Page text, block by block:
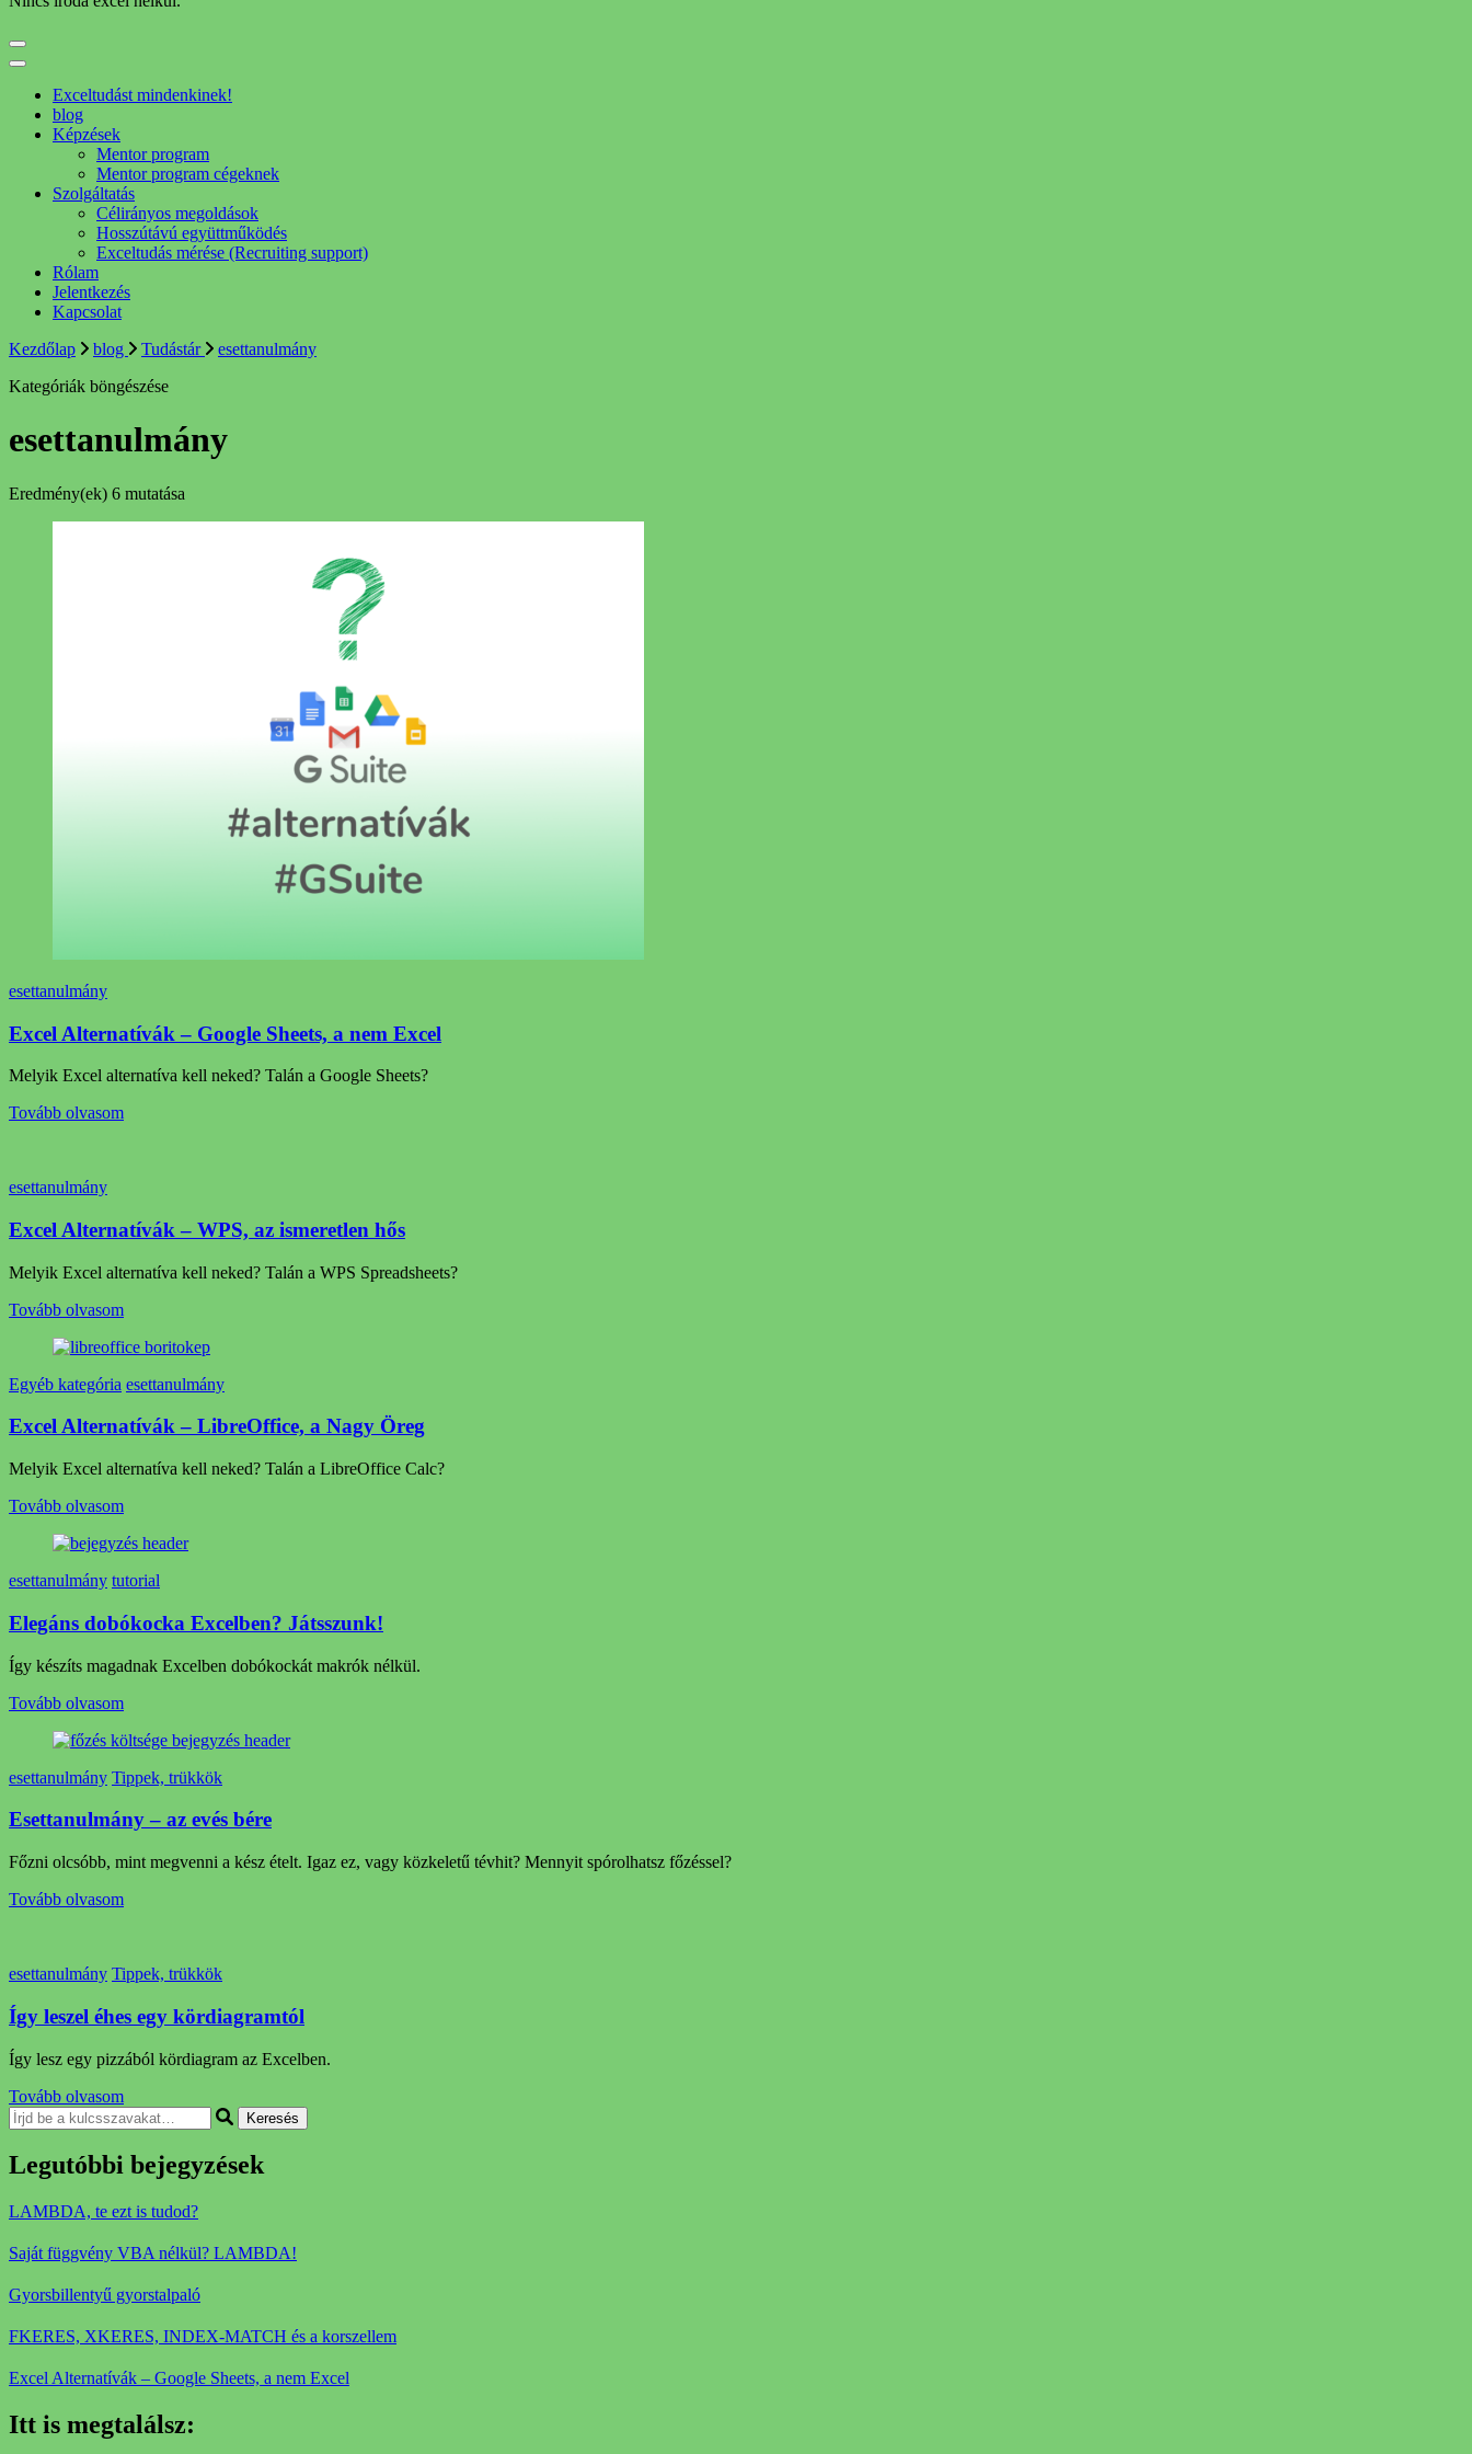
Exceltudást mindenkinek!
blog
Képzések
Mentor program
Mentor program cégeknek
Szolgáltatás
Célirányos megoldások
Hosszútávú együttműködés
Exceltudás mérése (Recruiting support)
Rólam
Jelentkezés
Kapcsolat
Kezdőlap
blog Tudástár
esettanulmány
Kategóriák böngészése
esettanulmány
Eredmény(ek) 6 mutatása
esettanulmány
Excel Alternatívák – Google Sheets, a nem Excel
Melyik Excel alternatíva kell neked? Talán a Google Sheets?
Tovább olvasom
esettanulmány
Excel Alternatívák – WPS, az ismeretlen hős
Melyik Excel alternatíva kell neked? Talán a WPS Spreadsheets?
Tovább olvasom
Egyéb kategória esettanulmány
Excel Alternatívák – LibreOffice, a Nagy Öreg
Melyik Excel alternatíva kell neked? Talán a LibreOffice Calc?
Tovább olvasom
esettanulmány tutorial
Elegáns dobókocka Excelben? Játsszunk!
Így készíts magadnak Excelben dobókockát makrók nélkül.
Tovább olvasom
esettanulmány Tippek, trükkök
Esettanulmány – az evés bére
Főzni olcsóbb, mint megvenni a kész ételt. Igaz ez, vagy közkeletű tévhit? Mennyit spórolhatsz főzéssel?
Tovább olvasom
esettanulmány Tippek, trükkök
Így leszel éhes egy kördiagramtól
Így lesz egy pizzából kördiagram az Excelben.
Tovább olvasom
Keresel
valamit?
Legutóbbi bejegyzések
LAMBDA, te ezt is tudod?
Saját függvény VBA nélkül? LAMBDA!
Gyorsbillentyű gyorstalpaló
FKERES, XKERES, INDEX-MATCH és a korszellem
Excel Alternatívák – Google Sheets, a nem Excel
Itt is megtalálsz: